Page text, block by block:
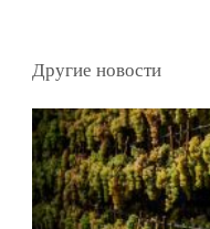
Другие новости